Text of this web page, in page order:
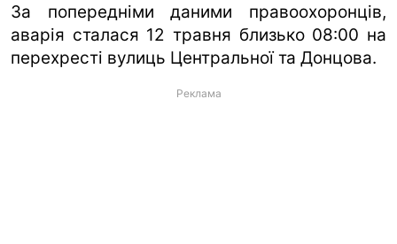
За попередніми даними правоохоронців,
аварія сталася 12 травня близько 08:00 на
перехресті вулиць Центральної та Донцова.
Реклама